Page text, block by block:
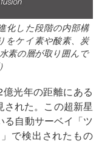
化した段階の内部構
をケイ素や酸素、炭
素の層が取り囲んで
光年の距離にある
れた。この超新星
る自動サーベイ「ツ
で検出されたもの